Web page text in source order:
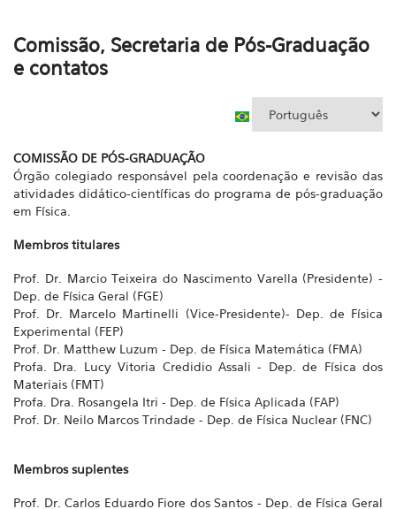
Comissão, Secretaria de Pós-Graduação
e contatos
COMISSÃO DE PÓS-GRADUAÇÃO
Órgão colegiado responsável pela coordenação e revisão das
atividades didático-científicas do programa de pós-graduação
em Física.
Membros titulares
Prof. Dr. Marcio Teixeira do Nascimento Varella (Presidente) -
Dep. de Física Geral (FGE)
Prof. Dr. Marcelo Martinelli (Vice-Presidente)- Dep. de Física
Experimental (FEP)
Prof. Dr. Matthew Luzum - Dep. de Física Matemática (FMA)
Profa. Dra. Lucy Vitoria Credidio Assali - Dep. de Física dos
Materiais (FMT)
Profa. Dra. Rosangela Itri - Dep. de Física Aplicada (FAP)
Prof. Dr. Neilo Marcos Trindade - Dep. de Física Nuclear (FNC)
Membros suplentes
Prof. Dr. Carlos Eduardo Fiore dos Santos - Dep. de Física Geral